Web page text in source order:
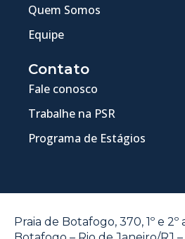
Quem Somos
Equipe
Contato
Fale conosco
Trabalhe na PSR
Programa de Estágios
Praia de Botafogo, 370, 1º e